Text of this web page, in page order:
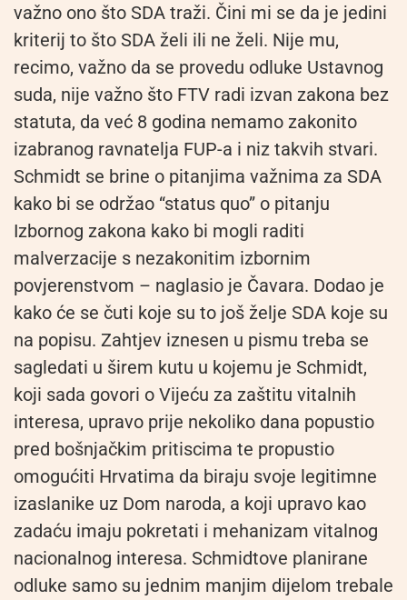
važno ono što SDA traži. Čini mi se da je jedini
kriterij to što SDA želi ili ne želi. Nije mu,
recimo, važno da se provedu odluke Ustavnog
suda, nije važno što FTV radi izvan zakona bez
statuta, da već 8 godina nemamo zakonito
izabranog ravnatelja FUP-a i niz takvih stvari.
Schmidt se brine o pitanjima važnima za SDA
kako bi se održao “status quo” o pitanju
Izbornog zakona kako bi mogli raditi
malverzacije s nezakonitim izbornim
povjerenstvom – naglasio je Čavara. Dodao je
kako će se čuti koje su to još želje SDA koje su
na popisu. Zahtjev iznesen u pismu treba se
sagledati u širem kutu u kojemu je Schmidt,
koji sada govori o Vijeću za zaštitu vitalnih
interesa, upravo prije nekoliko dana popustio
pred bošnjačkim pritiscima te propustio
omogućiti Hrvatima da biraju svoje legitimne
izaslanike uz Dom naroda, a koji upravo kao
zadaću imaju pokretati i mehanizam vitalnog
nacionalnog interesa. Schmidtove planirane
odluke samo su jednim manjim dijelom trebale